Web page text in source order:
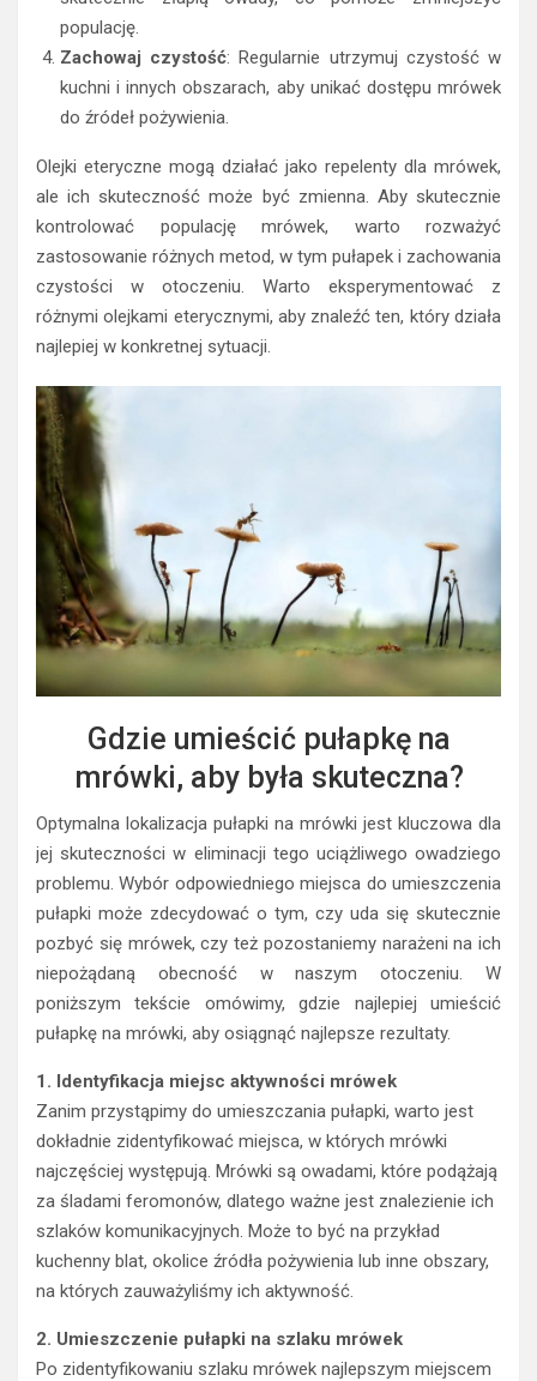
populację.
Zachowaj czystość: Regularnie utrzymuj czystość w
kuchni i innych obszarach, aby unikać dostępu mrówek
do źródeł pożywienia.
Olejki eteryczne mogą działać jako repelenty dla mrówek,
ale ich skuteczność może być zmienna. Aby skutecznie
kontrolować populację mrówek, warto rozważyć
zastosowanie różnych metod, w tym pułapek i zachowania
czystości w otoczeniu. Warto eksperymentować z
różnymi olejkami eterycznymi, aby znaleźć ten, który działa
najlepiej w konkretnej sytuacji.
Gdzie umieścić pułapkę na
mrówki, aby była skuteczna?
Optymalna lokalizacja pułapki na mrówki jest kluczowa dla
jej skuteczności w eliminacji tego uciążliwego owadziego
problemu. Wybór odpowiedniego miejsca do umieszczenia
pułapki może zdecydować o tym, czy uda się skutecznie
pozbyć się mrówek, czy też pozostaniemy narażeni na ich
niepożądaną obecność w naszym otoczeniu. W
poniższym tekście omówimy, gdzie najlepiej umieścić
pułapkę na mrówki, aby osiągnąć najlepsze rezultaty.
1. Identyfikacja miejsc aktywności mrówek
Zanim przystąpimy do umieszczania pułapki, warto jest
dokładnie zidentyfikować miejsca, w których mrówki
najczęściej występują. Mrówki są owadami, które podążają
za śladami feromonów, dlatego ważne jest znalezienie ich
szlaków komunikacyjnych. Może to być na przykład
kuchenny blat, okolice źródła pożywienia lub inne obszary,
na których zauważyliśmy ich aktywność.
2. Umieszczenie pułapki na szlaku mrówek
Po zidentyfikowaniu szlaku mrówek najlepszym miejscem